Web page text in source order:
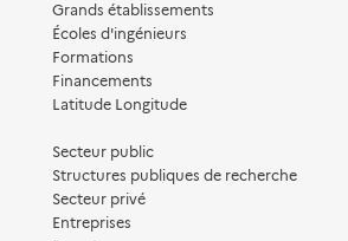
Grands établissements
Écoles d'ingénieurs
Formations
Financements
Latitude Longitude
Secteur public
Structures publiques de recherche
Secteur privé
Entreprises